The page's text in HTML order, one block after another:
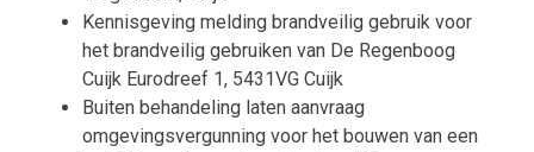
Kennisgeving melding brandveilig gebruik voor
het brandveilig gebruiken van De Regenboog
Cuijk Eurodreef 1, 5431VG Cuijk
Buiten behandeling laten aanvraag
omgevingsvergunning voor het bouwen van een